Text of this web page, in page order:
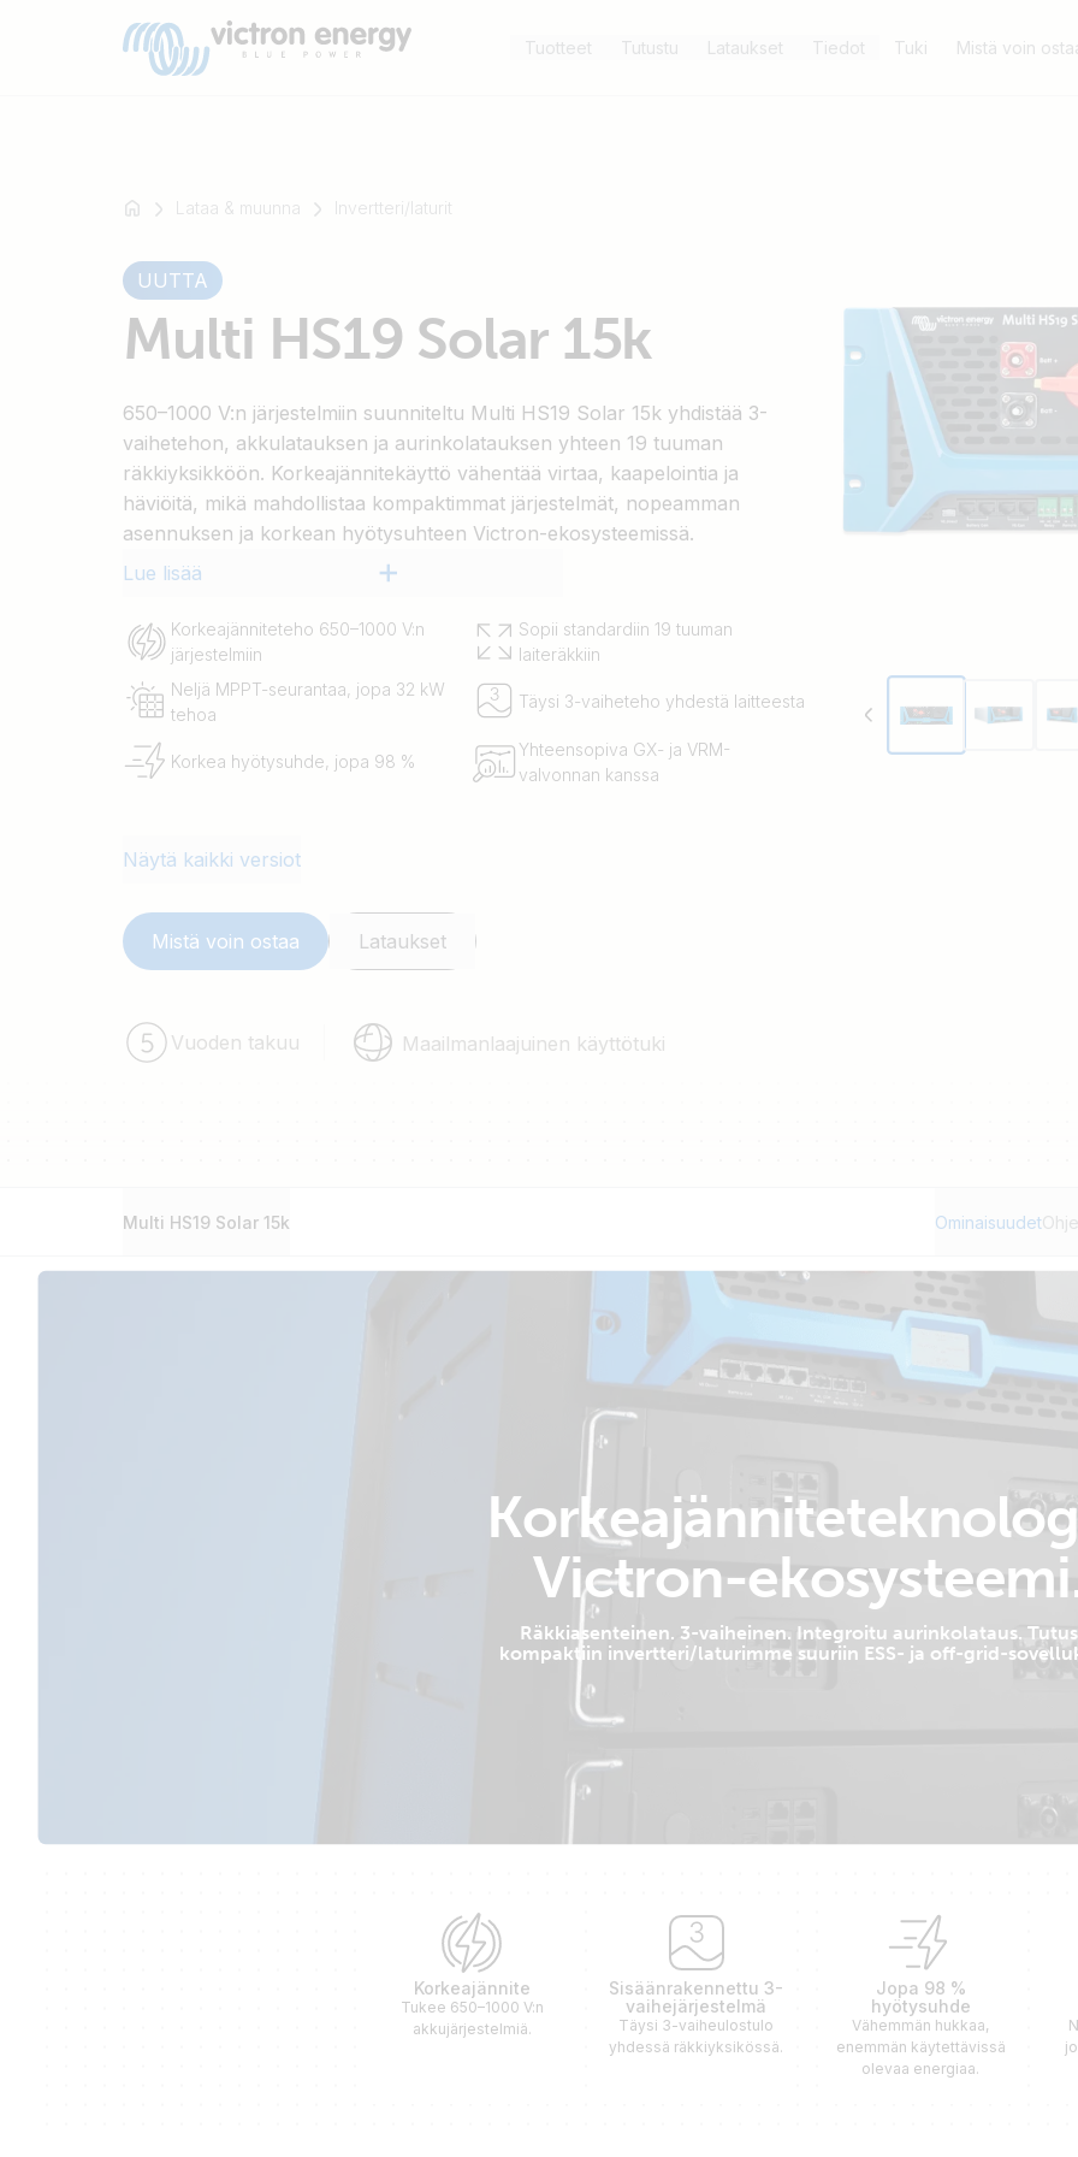
Tuotteet Tutustu Lataukset Tiedot Tuki Mistä voin
Lataa & muunna Invertteri/laturit
UUTTA
Multi HS19 Solar 15k
650–1000 V:n järjestelmiin suunniteltu Multi HS19 Solar 15k yhdistää 3-
vaihetehon, akkulatauksen ja aurinkolatauksen yhteen 19 tuuman
räkkiyksikköön. Korkeajännitekäyttö vähentää virtaa, kaapelointia ja
häviöitä, mikä mahdollistaa kompaktimmat järjestelmät, nopeamman
asennuksen ja korkean hyötysuhteen Victron-ekosysteemissä.
Lue lisää
Korkeajänniteteho 650–1000 V:n
järjestelmiin
Sopii standardiin 19 tuuman
laiteräkkiin
Neljä MPPT-seurantaa, jopa 32 kW
tehoa
Täysi 3-vaiheteho yhdestä laitteesta
Korkea hyötysuhde, jopa 98 %
Yhteensopiva GX- ja VRM-
valvonnan kanssa
Näytä kaikki versiot
Mistä voin ostaa Lataukset
Vuoden takuu Maailmanlaajuinen käyttötuki
Multi HS19 Solar 15k Ominaisuudet
Victron-
Räkkiasenteinen. 3-vaiheinen. Integroitu aurinkolataus.
kompaktiin invertteri/laturimme suuriin ESS- ja off-grid-
Korkeajännite
Tukee 650–1000 V:n
akkujärjestelmiä.
Sisäänrakennettu 3-
vaihejärjestelmä
Täysi 3-vaiheulostulo
yhdessä räkkiyksikössä.
Jopa 98 %
hyötysuhde
Vähemmän hukkaa,
enemmän käytettävissä
olevaa energiaa.